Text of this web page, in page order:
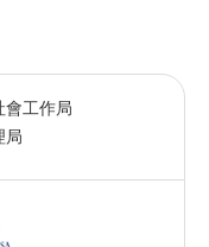
會工作局
局